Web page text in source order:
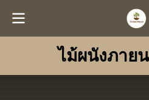
ไม้ผนังภาย